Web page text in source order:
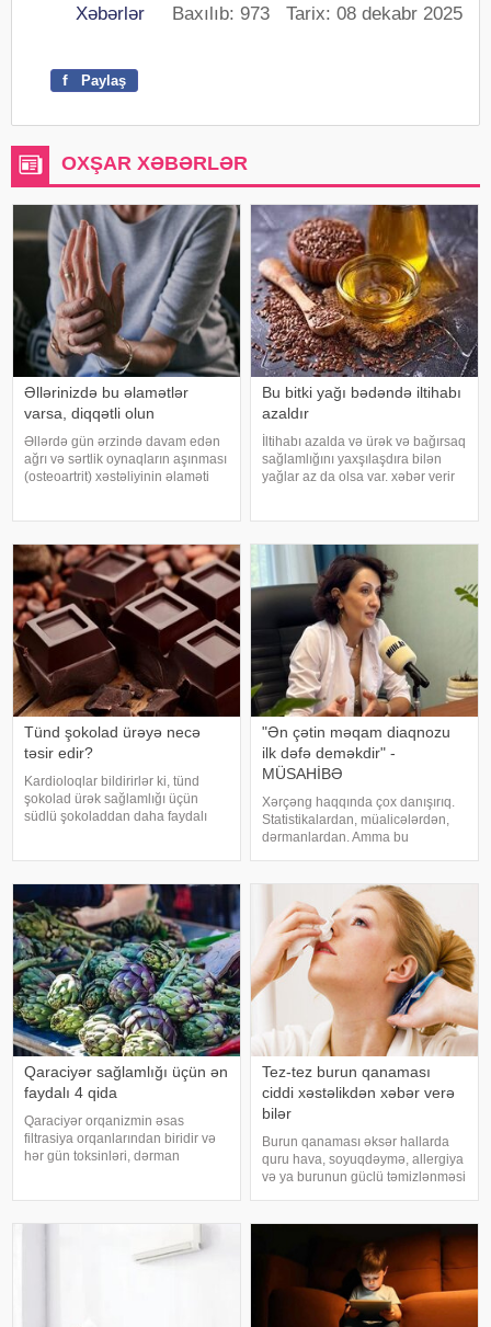
Xəbərlər Baxılıb: 973 Tarix: 08 dekabr 2025
f Paylaş
OXŞAR XƏBƏRLƏR
Əllərinizdə bu əlamətlər
varsa, diqqətli olun
Əllərdə gün ərzində davam edən
ağrı və sərtlik oynaqların aşınması
(osteoartrit) xəstəliyinin əlaməti
yaranır. xəbər verir ki
Bu bitki yağı bədəndə iltihabı
azaldır
İltihabı azalda və ürək və bağırsaq
sağlamlığını yaxşılaşdıra bilən
yağlar az da olsa var. xəbər verir
preslənmiş kətan toxumlarında
Tünd şokolad ürəyə necə
təsir edir?
Kardioloqlar bildirirlər ki, tünd
şokolad ürək sağlamlığı üçün
südlü şokoladdan daha faydalı
maddələrdir. -a istinadən bildirir ki
"Ən çətin məqam diaqnozu
ilk dəfə deməkdir" -
MÜSAHİBƏ
Xərçəng haqqında çox danışırıq.
Statistikalardan, müalicələrdən,
dərmanlardan. Amma bu
qorxularından, ümidlərindən,
yanlış bildiklərindən daha az
danışırıq. Elə buna gör
Qaraciyər sağlamlığı üçün ən
faydalı 4 qida
Qaraciyər orqanizmin əsas
filtrasiya orqanlarından biridir və
hər gün toksinləri, dərman
federal ekspert onkologiya
Tez-tez burun qanaması
ciddi xəstəlikdən xəbər verə
bilər
Burun qanaması əksər hallarda
quru hava, soyuqdəymə, allergiya
və ya burunun güclü təmizlənməsi
tez-tez təkrarlanır, çox olursa və
ya çətin dayanırsa, mütlə